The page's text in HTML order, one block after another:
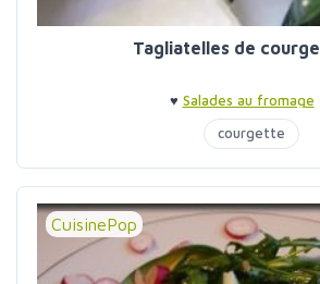
Tagliatelles de
♥ Salades au fromage
courgette
CuisinePop